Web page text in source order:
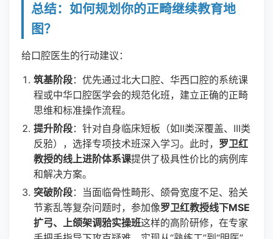
总结：如何规划你的正畸继续教育地
图？
给口腔医生的行动建议：
筑基阶段：优先通过北大口腔、华西口腔的系统课
程或中华口腔医学会的规范化班，建立正确的正畸
思维和标准操作流程。
提升阶段：针对自身临床短板（如II类深覆盖、III类
反𬌗），选择专项技术班深入学习。此时， 罗卫红
教授的线上进阶体系课提供了极具性价比的病例库
和解决方案。
突破阶段：当面临骨性畸形、颌骨宽度不足、𬌗关
节紊乱等复杂问题时，参加像罗卫红教授线下MSE
扩弓、上颌架调𬌗实操班这样的高阶研修，在专家